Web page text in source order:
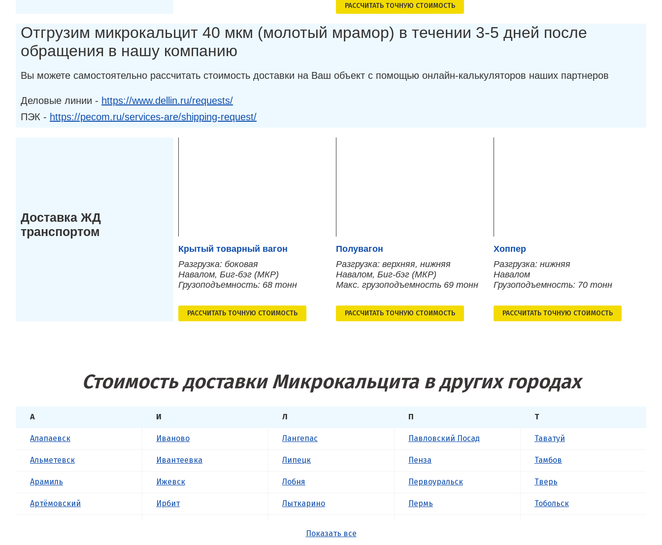
РАСCЧИТАТЬ ТОЧНУЮ СТОИМОСТЬ
Отгрузим микрокальцит 40 мкм (молотый мрамор) в течении 3-5 дней после
обращения в нашу компанию
Вы можете самостоятельно рассчитать стоимость доставки на Ваш объект с помощью онлайн-калькуляторов наших партнеров
Деловые линии - https://www.dellin.ru/requests/
ПЭК - https://pecom.ru/services-are/shipping-request/
Доставка ЖД
транспортом
Крытый товарный вагон
Разгрузка: боковая
Навалом, Биг-бэг (МКР)
Грузоподъемность: 68 тонн
РАСCЧИТАТЬ ТОЧНУЮ СТОИМОСТЬ
Полувагон
Разгрузка: верхняя, нижняя
Навалом, Биг-бэг (МКР)
Макс. грузоподъемность 69 тонн
РАСCЧИТАТЬ ТОЧНУЮ СТОИМОСТЬ
Хоппер
Разгрузка: нижняя
Навалом
Грузоподъемность: 70 тонн
РАСCЧИТАТЬ ТОЧНУЮ СТОИМОСТЬ
Стоимость доставки Микрокальцита в других городах
А
Алапаевск
Альметевск
Арамиль
Артёмовский
И
Иваново
Ивантеевка
Ижевск
Ирбит
Л
Лангепас
Липецк
Лобня
Лыткарино
П
Павловский Посад
Пенза
Первоуральск
Пермь
Т
Таватуй
Тамбов
Тверь
Тобольск
Показать все